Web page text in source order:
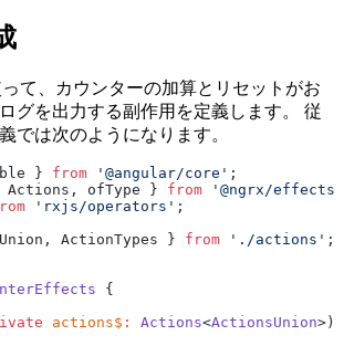
て、カウンターの加算とリセットがお
グを出力する副作用を定義します。 従
では次のようになります。
} from '@angular/core' ;
ofType } from '@ngrx/effects'
'rxjs/operators' ;
ActionTypes } from './actions' ;
{
actions$ : Actions<ActionsUnion>)